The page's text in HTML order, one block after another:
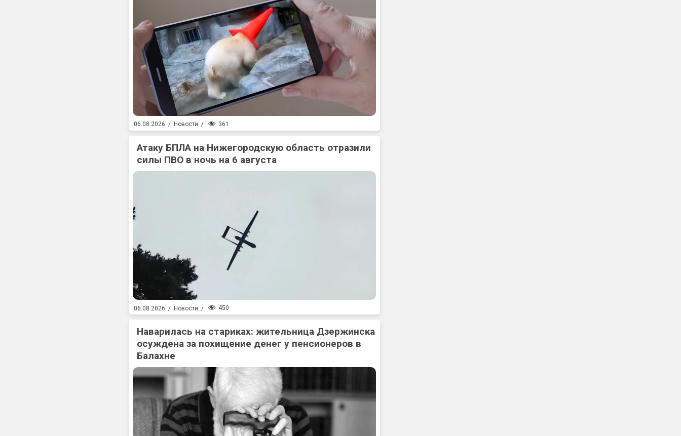
06.08.2026 / Новости / 361
Атаку БПЛА на Нижегородскую область отразили
силы ПВО в ночь на 6 августа
06.08.2026 / Новости / 450
Наварилась на стариках: жительница Дзержинска
осуждена за похищение денег у пенсионеров в
Балахне